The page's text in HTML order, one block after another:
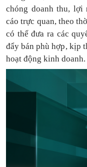
chóng doanh thu, lợi
cáo trực quan, theo
có thểđưa ra các
đẩy bán phù hợp, kịp
hoạt động kinh doanh.